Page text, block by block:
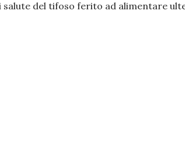
del tifoso ferito ad alimentare